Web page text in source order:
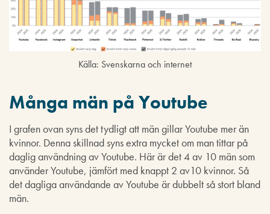
Källa: Svenskarna och internet
Många män på Youtube
I grafen ovan syns det tydligt att män gillar Youtube mer än
kvinnor. Denna skillnad syns extra mycket om man tittar på
daglig användning av Youtube. Här är det 4 av 10 män som
använder Youtube, jämfört med knappt 2 av10 kvinnor. Så
det dagliga användande av Youtube är dubbelt så stort bland
män.